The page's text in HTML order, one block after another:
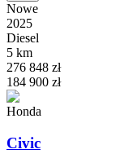
Nowe
2025
Diesel
5 km
276 848 zł
184 900 zł
Honda
Civic